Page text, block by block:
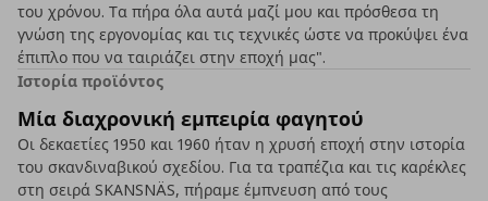
του χρόνου. Τα πήρα όλα αυτά μαζί μου και πρόσθεσα τη
γνώση της εργονομίας και τις τεχνικές ώστε να προκύψει ένα
έπιπλο που να ταιριάζει στην εποχή μας".
Ιστορία προϊόντος
Μία διαχρονική εμπειρία φαγητού
Οι δεκαετίες 1950 και 1960 ήταν η χρυσή εποχή στην ιστορία
του σκανδιναβικού σχεδίου. Για τα τραπέζια και τις καρέκλες
στη σειρά SKANSNÄS, πήραμε έμπνευση από τους